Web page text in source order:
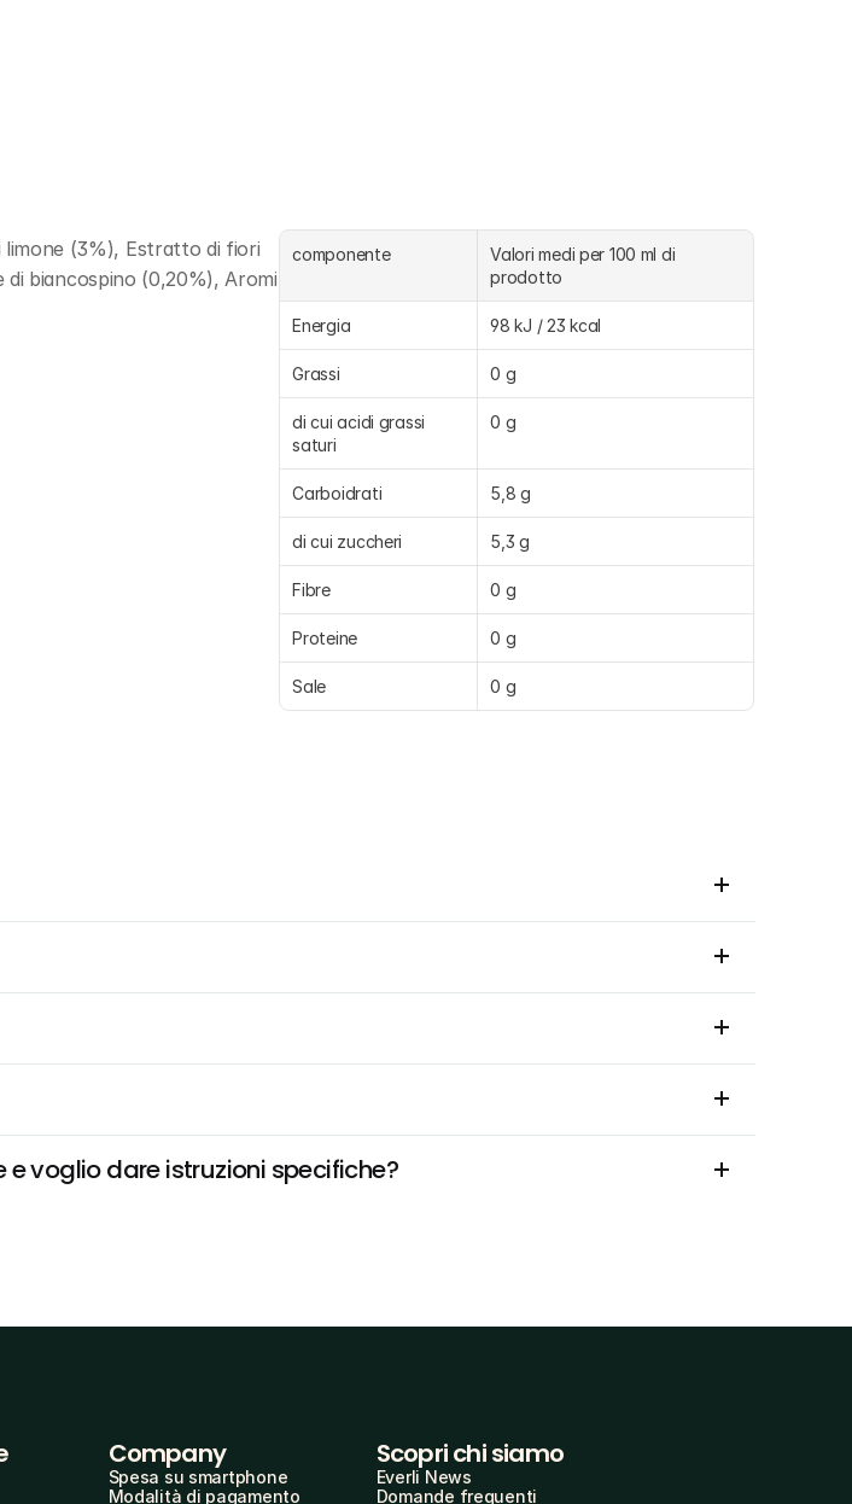
limone (3%), Estratto di fiori
biancospino (0,20%), Aromi
componente
Valori medi per 100 ml di
prodotto
Energia 98 kJ / 23 kcal
Grassi 0 g
di cui acidi grassi
saturi
0 g
Carboidrati 5,8 g
di cui zuccheri 5,3 g
Fibre 0 g
Proteine 0 g
Sale 0 g
e voglio dare istruzioni specifiche?
Company
Spesa su smartphone
Modalità di pagamento
Scopri chi siamo
Everli News
Domande frequenti